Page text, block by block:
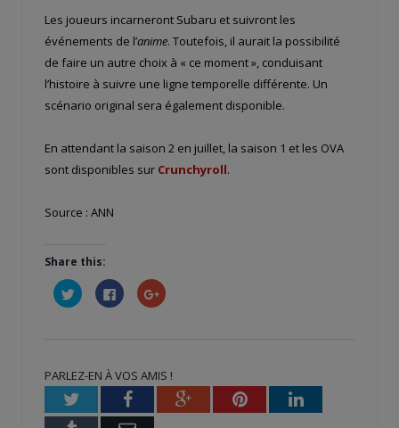
Les joueurs incarneront Subaru et suivront les
événements de l’anime. Toutefois, il aurait la possibilité
de faire un autre choix à « ce moment », conduisant
l’histoire à suivre une ligne temporelle différente. Un
scénario original sera également disponible.
En attendant la saison 2 en juillet, la saison 1 et les OVA
sont disponibles sur Crunchyroll.
Source : ANN
Share this:
Cliquez
pour
partager
nouvelle
fenêtre)
Cliquez
pour
partager
fenêtre)
Cliquez
pour
nouvelle
fenêtre)
PARLEZ-EN À VOS AMIS !
TwitterFacebookGoogle+PinterestLinkedIn